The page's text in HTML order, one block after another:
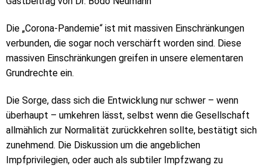
Die „Corona-Pandemie“ ist mit massiven Einschränkungen
verbunden, die sogar noch verschärft worden sind. Diese
massiven Einschränkungen greifen in unsere elementaren
Grundrechte ein.
Die Sorge, dass sich die Entwicklung nur schwer – wenn
überhaupt – umkehren lässt, selbst wenn die Gesellschaft
allmählich zur Normalität zurückkehren sollte, bestätigt sich
zunehmend. Die Diskussion um die angeblichen
Impfprivilegien, oder auch als subtiler Impfzwang zu